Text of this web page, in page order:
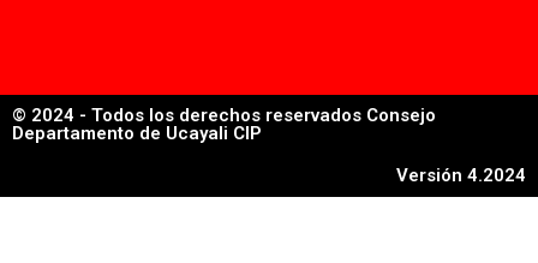
© 2024 - Todos los derechos reservados Consejo
Departamento de Ucayali CIP
Versión 4.2024